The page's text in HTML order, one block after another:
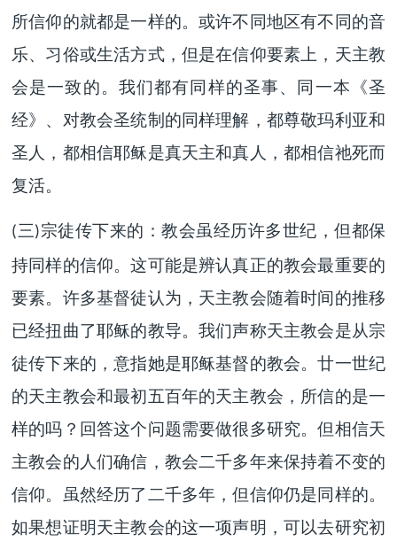
所信仰的就都是一样的。或许不同地区有不同的音
乐、习俗或生活方式，但是在信仰要素上，天主教
会是一致的。我们都有同样的圣事、同一本《圣
经》、对教会圣统制的同样理解，都尊敬玛利亚和
圣人，都相信耶稣是真天主和真人，都相信祂死而
复活。
(三)宗徒传下来的：教会虽经历许多世纪，但都保
持同样的信仰。这可能是辨认真正的教会最重要的
要素。许多基督徒认为，天主教会随着时间的推移
已经扭曲了耶稣的教导。我们声称天主教会是从宗
徒传下来的，意指她是耶稣基督的教会。廿一世纪
的天主教会和最初五百年的天主教会，所信的是一
样的吗？回答这个问题需要做很多研究。但相信天
主教会的人们确信，教会二千多年来保持着不变的
信仰。虽然经历了二千多年，但信仰仍是同样的。
如果想证明天主教会的这一项声明，可以去研究初